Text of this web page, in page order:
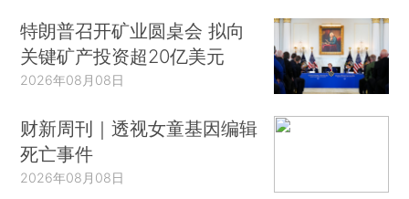
特朗普召开矿业圆桌会 拟向
关键矿产投资超20亿美元
2026年08月08日
财新周刊｜透视女童基因编辑
死亡事件
2026年08月08日